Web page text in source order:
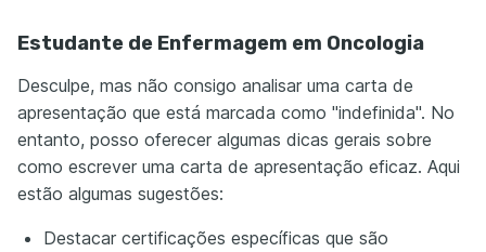
Estudante de Enfermagem em Oncologia
Desculpe, mas não consigo analisar uma carta de
apresentação que está marcada como "indefinida". No
entanto, posso oferecer algumas dicas gerais sobre
como escrever uma carta de apresentação eficaz. Aqui
estão algumas sugestões:
Destacar certificações específicas que são